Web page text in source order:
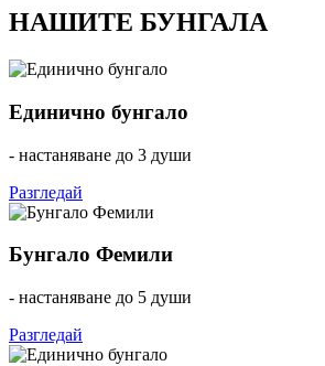
НАШИТЕ БУНГАЛА
Единично бунгало
- настаняване до 3 души
Разгледай
Бунгало Фемили
- настаняване до 5 души
Разгледай